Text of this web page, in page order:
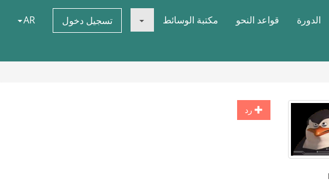
الدورة قواعد النحو مكتبة الوسائط تسجيل دخول AR
رد